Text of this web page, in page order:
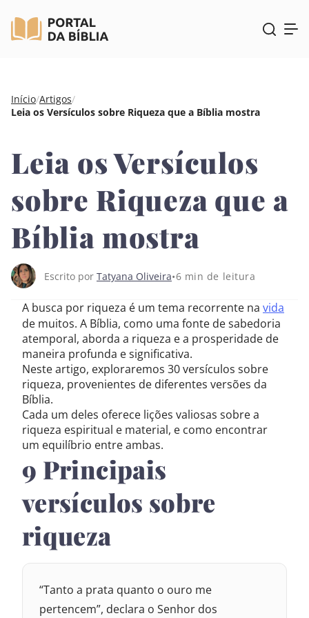
Pular
para
Início/Artigos/
Leia os Versículos sobre Riqueza que a Bíblia mostra
Leia os Versículos
sobre Riqueza que a
Bíblia mostra
Escrito por Tatyana Oliveira 6 min de leitura
A busca por riqueza é um tema recorrente na vida
de muitos. A Bíblia, como uma fonte de sabedoria
atemporal, aborda a riqueza e a prosperidade de
maneira profunda e significativa.
Neste artigo, exploraremos 30 versículos sobre
riqueza, provenientes de diferentes versões da
Bíblia.
Cada um deles oferece lições valiosas sobre a
riqueza espiritual e material, e como encontrar
um equilíbrio entre ambas.
9 Principais
versículos sobre
riqueza
“Tanto a prata quanto o ouro me
pertencem”, declara o Senhor dos